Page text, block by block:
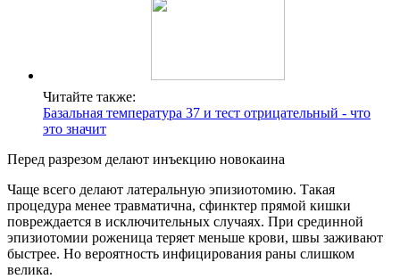
Читайте также:
Базальная температура 37 и тест отрицательный - что
это значит
Перед разрезом делают инъекцию новокаина
Чаще всего делают латеральную эпизиотомию. Такая
процедура менее травматична, сфинктер прямой кишки
повреждается в исключительных случаях. При срединной
эпизиотомии роженица теряет меньше крови, швы заживают
быстрее. Но вероятность инфицирования раны слишком
велика.